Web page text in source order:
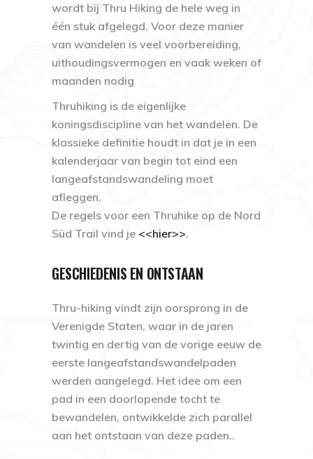
wordt bij Thru Hiking de hele weg in
één stuk afgelegd. Voor deze manier
van wandelen is veel voorbereiding,
uithoudingsvermogen en vaak weken of
maanden nodig
Thruhiking is de eigenlijke
koningsdiscipline van het wandelen. De
klassieke definitie houdt in dat je in een
kalenderjaar van begin tot eind een
langeafstandswandeling moet
afleggen.
De regels voor een Thruhike op de Nord
Süd Trail vind je <<hier>>.
GESCHIEDENIS EN ONTSTAAN
Thru-hiking vindt zijn oorsprong in de
Verenigde Staten, waar in de jaren
twintig en dertig van de vorige eeuw de
eerste langeafstandswandelpaden
werden aangelegd. Het idee om een
pad in een doorlopende tocht te
bewandelen, ontwikkelde zich parallel
aan het ontstaan van deze paden..